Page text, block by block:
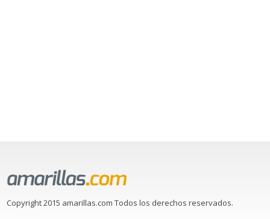
Copyright 2015 amarillas.com Todos los derechos reservados.